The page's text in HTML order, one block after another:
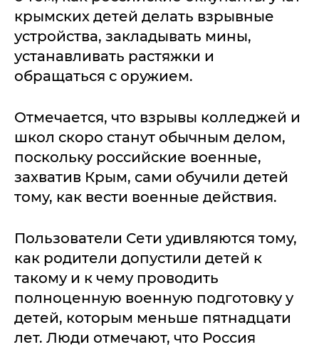
крымских детей делать взрывные
устройства, закладывать мины,
устанавливать растяжки и
обращаться с оружием.
Отмечается, что взрывы колледжей и
школ скоро станут обычным делом,
поскольку российские военные,
захватив Крым, сами обучили детей
тому, как вести военные действия.
Пользователи Сети удивляются тому,
как родители допустили детей к
такому и к чему проводить
полноценную военную подготовку у
детей, которым меньше пятнадцати
лет. Люди отмечают, что Россия